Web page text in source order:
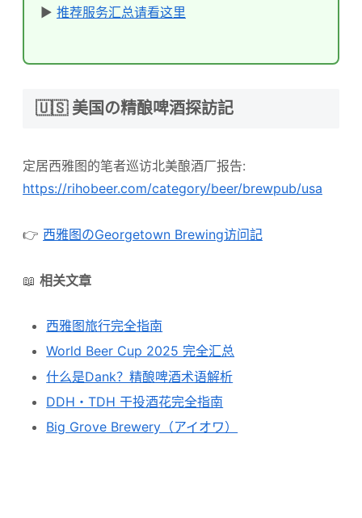
▶ 推荐服务汇总请看这里
🇺🇸 美国の精酿啤酒探訪記
定居西雅图的笔者巡访北美酿酒厂报告:
https://rihobeer.com/category/beer/brewpub/usa
👉 西雅图のGeorgetown Brewing访问記
📖 相关文章
西雅图旅行完全指南
World Beer Cup 2025 完全汇总
什么是Dank？精酿啤酒术语解析
DDH・TDH 干投酒花完全指南
Big Grove Brewery（アイオワ）